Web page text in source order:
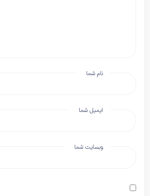
نام شما
ایمیل شما
وبسایت شما